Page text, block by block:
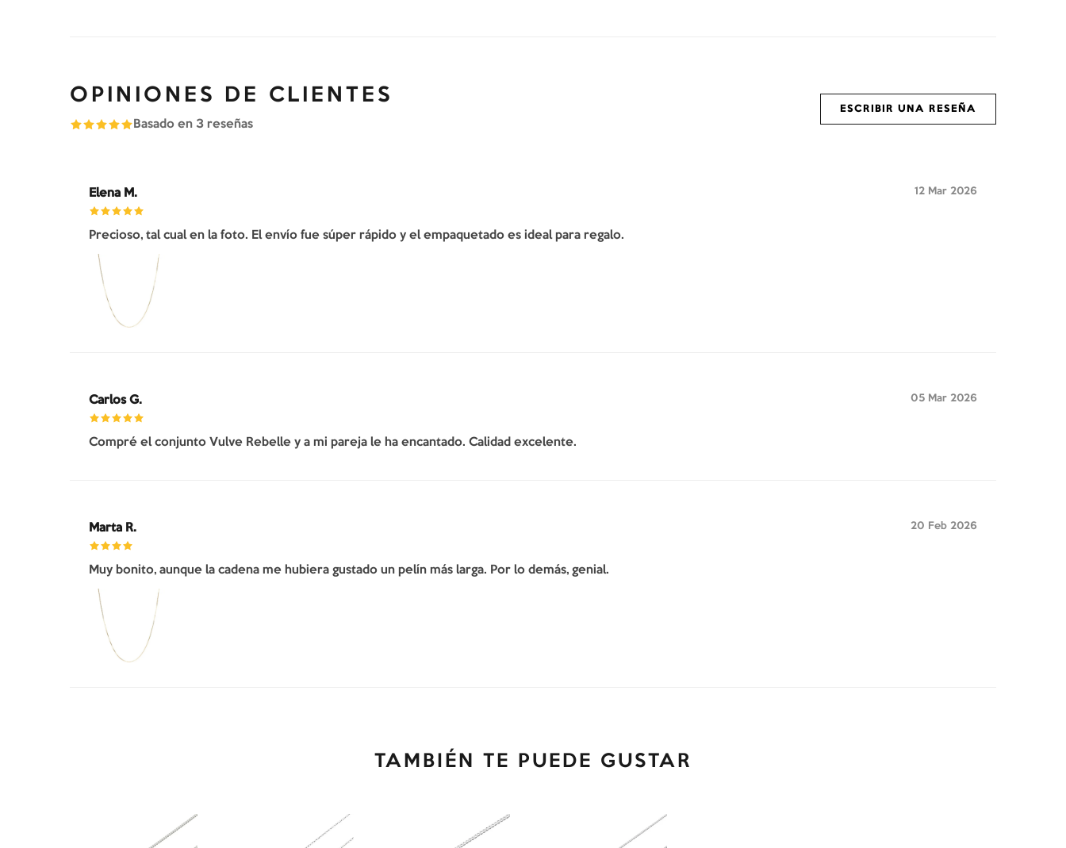
OPINIONES DE CLIENTES
Basado en 3 reseñas
ESCRIBIR UNA RESEÑA
Elena M. 12 Mar 2026
Precioso, tal cual en la foto. El envío fue súper rápido y el empaquetado es ideal para regalo.
Carlos G. 05 Mar 2026
Compré el conjunto Vulve Rebelle y a mi pareja le ha encantado. Calidad excelente.
Marta R. 20 Feb 2026
Muy bonito, aunque la cadena me hubiera gustado un pelín más larga. Por lo demás, genial.
TAMBIÉN TE PUEDE GUSTAR